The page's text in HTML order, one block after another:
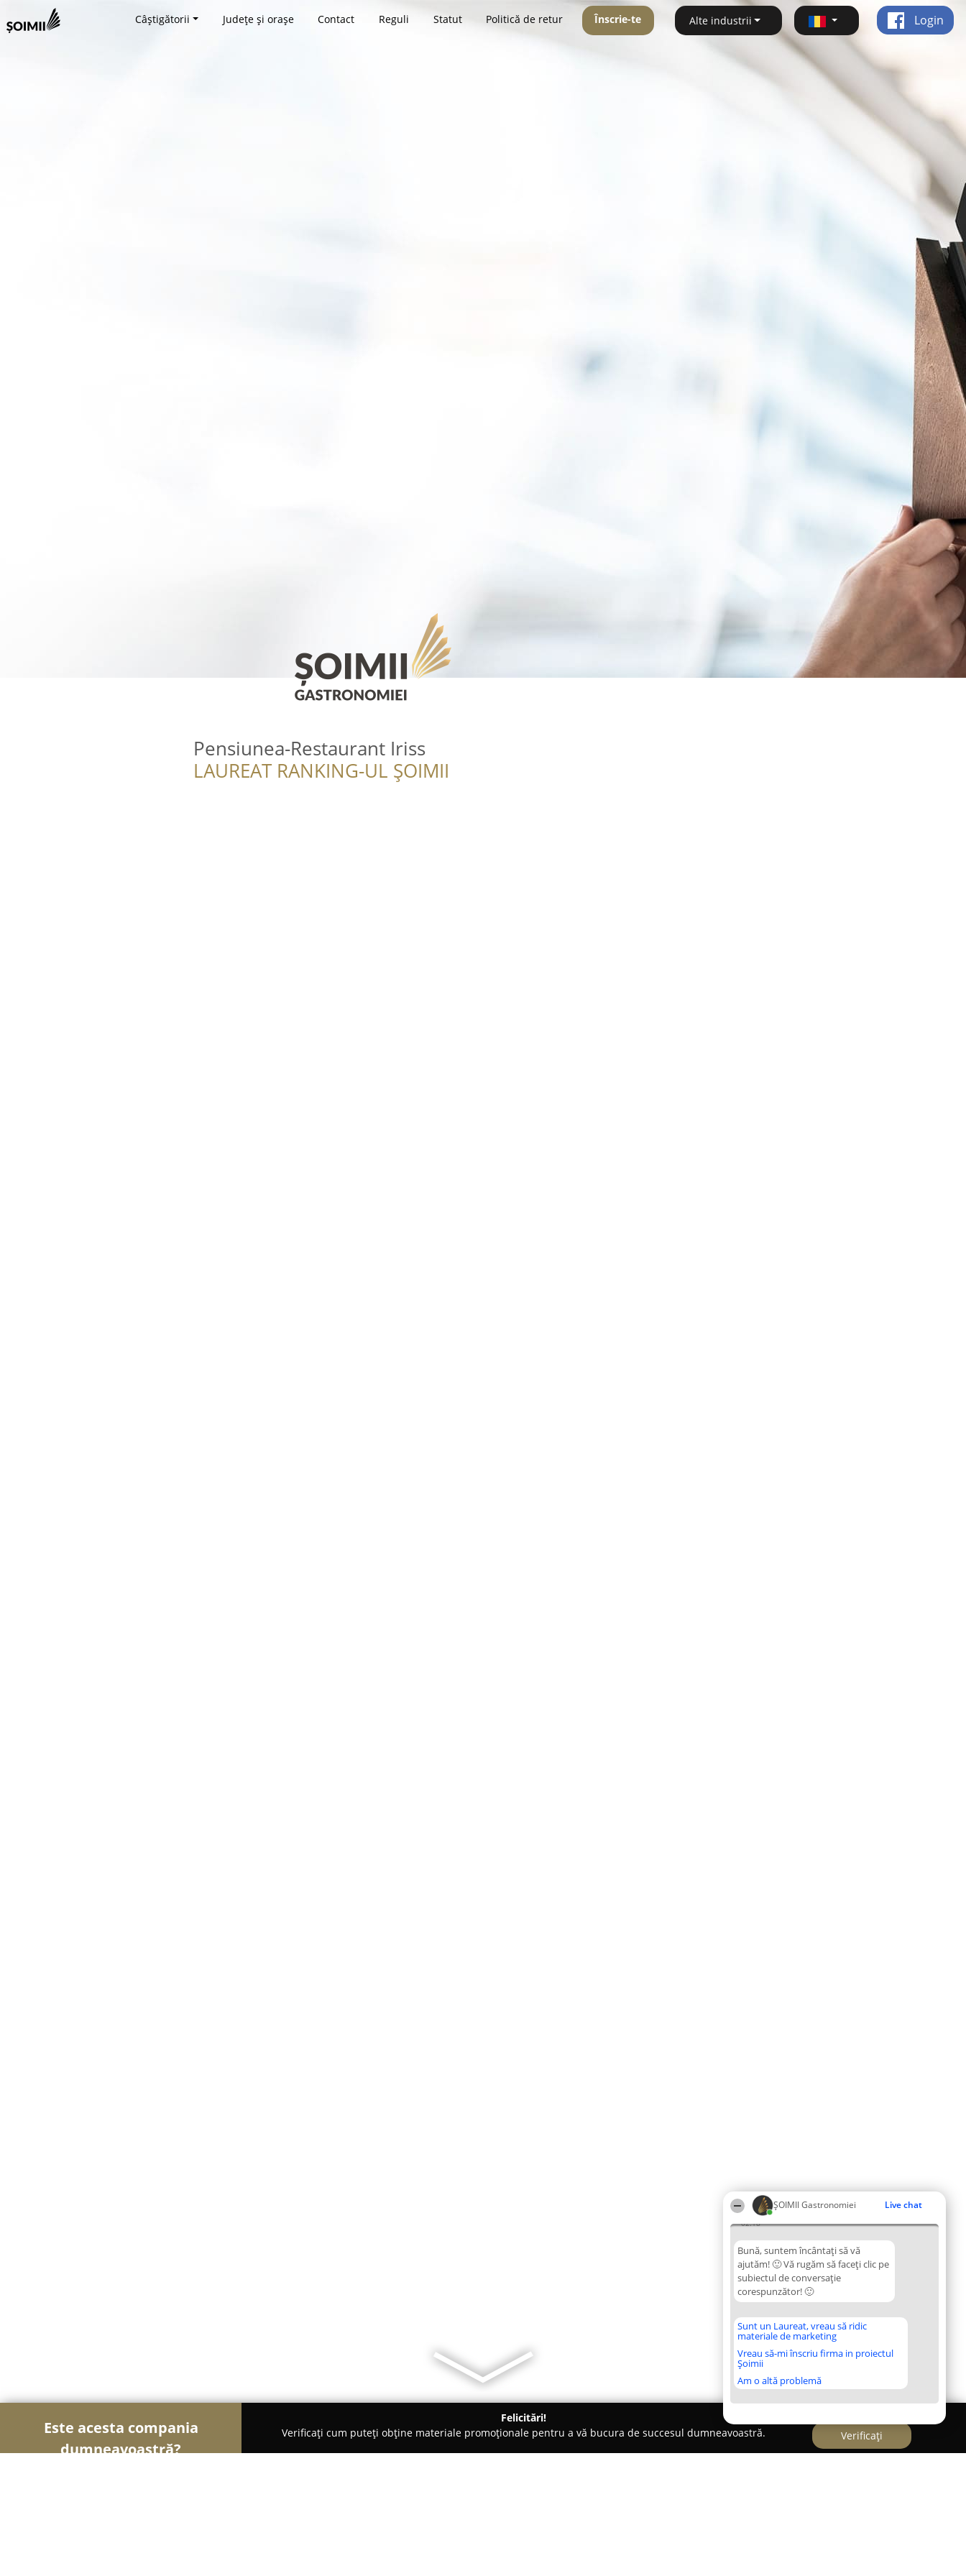
ȘOIMII Gastronomiei Live chat
02:18
Bună, suntem încântați să vă
ajutăm! 🙂 Vă rugăm să faceți clic pe
subiectul de conversație
corespunzător! 🙂
Sunt un Laureat, vreau să ridic
materiale de marketing
Vreau să-mi înscriu firma in proiectul
Șoimii
Am o altă problemă
Câștigătorii Județe și orașe Contact Reguli Statut Politică de retur Înscrie-te Alte industrii Login
Pensiunea-Restaurant Iriss
LAUREAT RANKING-UL ȘOIMII
Este acesta compania
dumneavoastră?
Felicitări!
Verificați cum puteți obține materiale promoționale pentru a vă bucura de succesul dumneavoastră.
Verificați